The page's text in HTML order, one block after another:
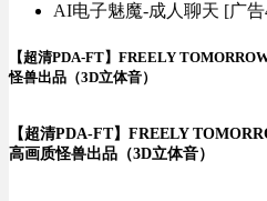
AI电子魅魔-成人聊天 [广
【超清PDA-FT】FREELY
怪兽出品（3D立体音）
【超清PDA-FT】FREELY
高画质怪兽出品（3D立体音）